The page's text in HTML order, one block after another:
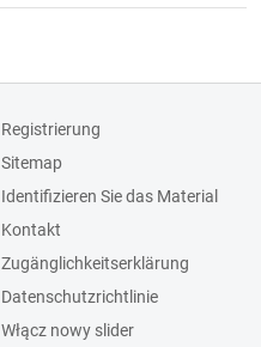
Registrierung
Sitemap
Identifizieren Sie das Material
Kontakt
Zugänglichkeitserklärung
Datenschutzrichtlinie
Włącz nowy slider